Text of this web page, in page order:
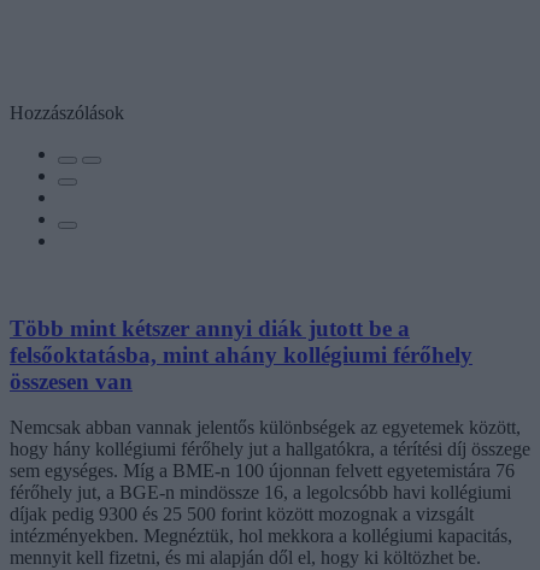
Hozzászólások
Több mint kétszer annyi diák jutott be a
felsőoktatásba, mint ahány kollégiumi férőhely
összesen van
Nemcsak abban vannak jelentős különbségek az egyetemek között,
hogy hány kollégiumi férőhely jut a hallgatókra, a térítési díj összege
sem egységes. Míg a BME-n 100 újonnan felvett egyetemistára 76
férőhely jut, a BGE-n mindössze 16, a legolcsóbb havi kollégiumi
díjak pedig 9300 és 25 500 forint között mozognak a vizsgált
intézményekben. Megnéztük, hol mekkora a kollégiumi kapacitás,
mennyit kell fizetni, és mi alapján dől el, hogy ki költözhet be.